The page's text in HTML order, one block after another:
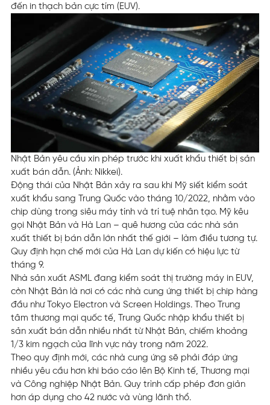
đến in thạch bản cực tím (EUV).
Nhật Bản yêu cầu xin phép trước khi xuất khẩu thiết bị sản
xuất bán dẫn. (Ảnh: Nikkei).
Động thái của Nhật Bản xảy ra sau khi Mỹ siết kiểm soát
xuất khẩu sang Trung Quốc vào tháng 10/2022, nhằm vào
chip dùng trong siêu máy tính và trí tuệ nhân tạo. Mỹ kêu
gọi Nhật Bản và Hà Lan – quê hương của các nhà sản
xuất thiết bị bán dẫn lớn nhất thế giới – làm điều tương tự.
Quy định hạn chế mới của Hà Lan dự kiến có hiệu lực từ
tháng 9.
Nhà sản xuất ASML đang kiểm soát thị trường máy in EUV,
còn Nhật Bản là nơi có các nhà cung ứng thiết bị chip hàng
đầu như Tokyo Electron và Screen Holdings. Theo Trung
tâm thương mại quốc tế, Trung Quốc nhập khẩu thiết bị
sản xuất bán dẫn nhiều nhất từ Nhật Bản, chiếm khoảng
1/3 kim ngạch của lĩnh vực này trong năm 2022.
Theo quy định mới, các nhà cung ứng sẽ phải đáp ứng
nhiều yêu cầu hơn khi báo cáo lên Bộ Kinh tế, Thương mại
và Công nghiệp Nhật Bản. Quy trình cấp phép đơn giản
hơn áp dụng cho 42 nước và vùng lãnh thổ.